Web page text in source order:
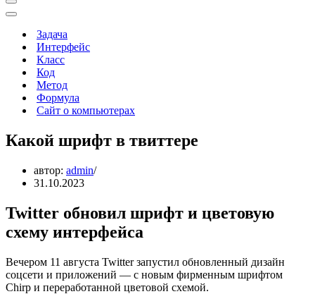
Меню
навигации
Меню
навигацииЗадача
Интерфейс
Класс
Код
Метод
Формула
Сайт о компьютерах
Какой шрифт в твиттере
автор: admin
31.10.2023
Twitter обновил шрифт и цветовую
схему интерфейса
Вечером 11 августа Twitter запустил обновленный дизайн
соцсети и приложений — с новым фирменным шрифтом
Chirp и переработанной цветовой схемой.